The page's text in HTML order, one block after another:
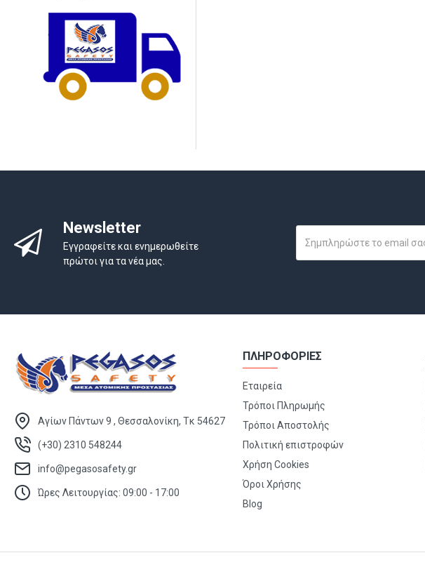
Newsletter
Εγγραφείτε και ενημερωθείτε
πρώτοι για τα νέα μας.
Αγίων Πάντων 9 , Θεσσαλονίκη, Τκ 54627
(+30) 2310 548244
info@pegasosafety.gr
Ώρες Λειτουργίας: 09:00 - 17:00
ΠΛΗΡΟΦΟΡΙΕΣ
Εταιρεία
Τρόποι Πληρωμής
Τρόποι Αποστολής
Πολιτική επιστροφών
Χρήση Cookies
Όροι Χρήσης
Blog